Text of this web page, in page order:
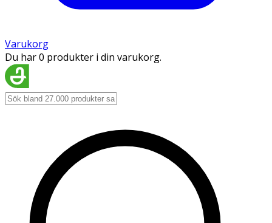
Varukorg
Du har 0 produkter i din varukorg.